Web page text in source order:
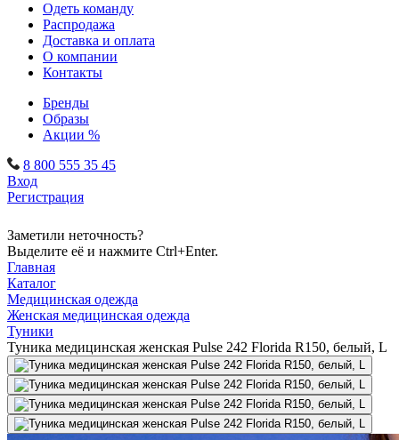
Одеть команду
Распродажа
Доставка и оплата
О компании
Контакты
Бренды
Образы
Акции %
8 800 555 35 45
Вход
Регистрация
Заметили неточность?
Выделите её и нажмите Ctrl+Enter.
Главная
Каталог
Медицинская одежда
Женская медицинская одежда
Туники
Туника медицинская женская Pulse 242 Florida R150, белый, L